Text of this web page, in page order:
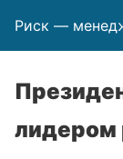
Риск —
лидером